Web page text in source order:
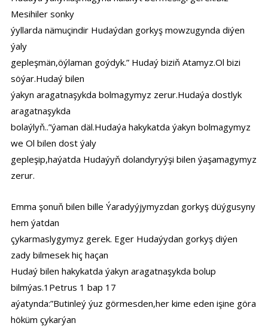
Mesihiler sonky
ýyllarda nämuçindir Hudaýdan gorkyş mowzugynda diýen
ýaly
gepleşmän,öýlaman goýdyk.” Hudaý biziň Atamyz.Ol bizi
söýar.Hudaý bilen
ýakyn aragatnaşykda bolmagymyz zerur.Hudaýa dostlyk
aragatnaşykda
bolaýlyň..”ýaman däl.Hudaýa hakykatda ýakyn bolmagymyz
we Ol bilen dost ýaly
gepleşip,haýatda Hudaýyň dolandyryýşi bilen ýaşamagymyz
zerur.
Emma şonuň bilen bille Ýaradyýjymyzdan gorkyş düýgusyny
hem ýatdan
çykarmaslygymyz gerek. Eger Hudaýydan gorkyş diýen
zady bilmesek hiç haçan
Hudaý bilen hakykatda ýakyn aragatnaşykda bolup
bilmýas.1Petrus 1 bap 17
aýatynda:”Butinleý ýuz görmesden,her kime eden işine göra
höküm çykarýan